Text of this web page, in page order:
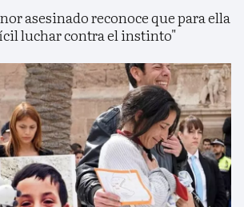
asesinado reconoce que para ella
luchar contra el instinto"